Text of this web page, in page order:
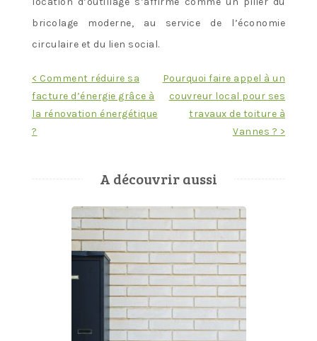
bricolage moderne, au service de l’économie
circulaire et du lien social.
Navigation
l’article
< Comment réduire sa
facture d’énergie grâce à
la rénovation énergétique
?
Pourquoi faire appel à un
couvreur local pour ses
travaux de toiture à
Vannes ? >
A découvrir aussi